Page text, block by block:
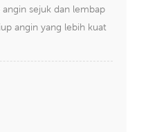
sejuk dan lembap
angin yang lebih kuat